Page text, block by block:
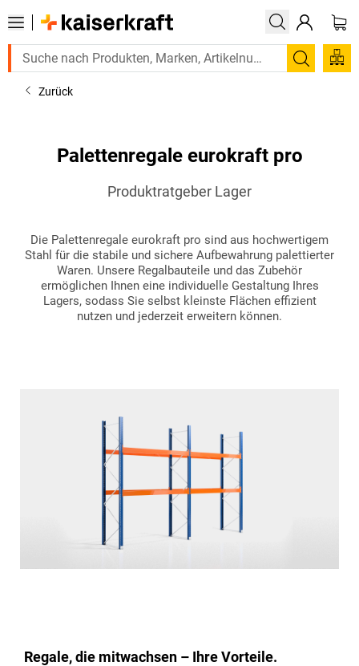
Suchen
Zurück
Palettenregale eurokraft pro
Produktratgeber Lager
Die Palettenregale eurokraft pro sind aus hochwertigem
Stahl für die stabile und sichere Aufbewahrung palettierter
Waren. Unsere Regalbauteile und das Zubehör
ermöglichen Ihnen eine individuelle Gestaltung Ihres
Lagers, sodass Sie selbst kleinste Flächen effizient
nutzen und jederzeit erweitern können.
Regale, die mitwachsen – Ihre Vorteile.